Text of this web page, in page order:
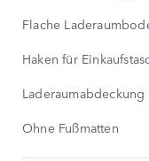
Flache
Haken für
Laderaumabdeckung
Ohne Fußmatten